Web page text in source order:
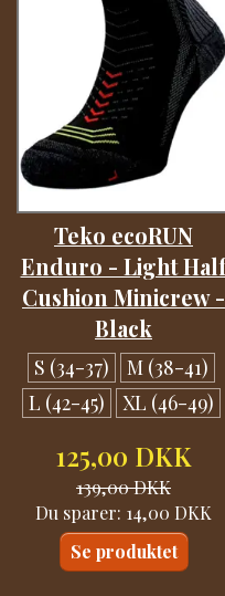
Teko ecoRUN
Enduro - Light
Cushion Minicrew -
Black
S (34-37)
M (38-41)
L (42-45)
XL (46-49)
125,00 DKK
139,00 DKK
Du sparer: 14,00 DKK
Se produktet